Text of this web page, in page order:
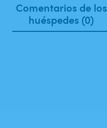
Comentarios de los
huéspedes (0)